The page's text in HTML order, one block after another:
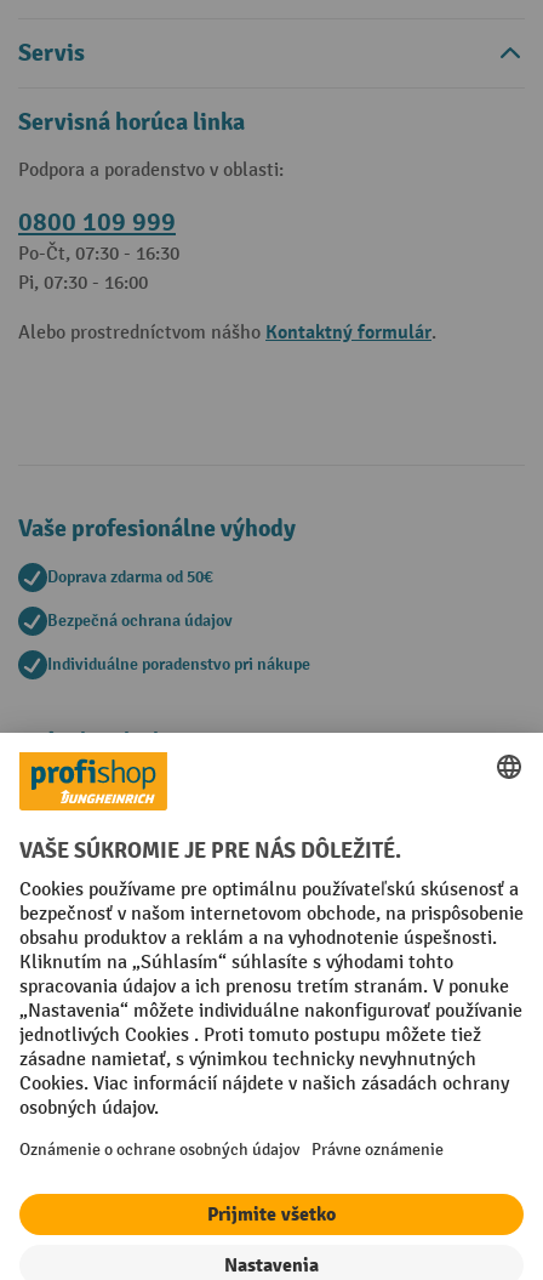
Servis
Servisná horúca linka
Podpora a poradenstvo v oblasti:
0800 109 999
Po-Čt, 07:30 - 16:30
Pi, 07:30 - 16:00
Alebo prostredníctvom nášho Kontaktný formulár.
Vaše profesionálne výhody
Doprava zdarma od 50€
Bezpečná ochrana údajov
Individuálne poradenstvo pri nákupe
Spôsoby platby
Creditcard (Master)Creditcard (Visa)
Faktúra Predplatba
Sociálne siete
Facebook
YouTube
LinkedIn
Nastavenia ochrany osobných údajov
All prices excl. VAT plusshipping costsand possible delivery charges,
¹ Zľava platí do vypredania zásob. Zľava sa nevzťahuje na špeciálne